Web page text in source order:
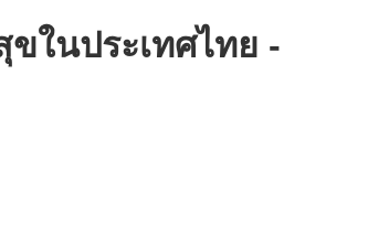
ในประเทศไทย -